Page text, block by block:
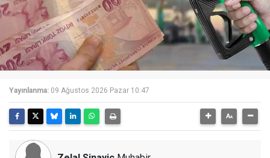
Yayınlanma: 09 Ağustos 2026 Pazar 10:47